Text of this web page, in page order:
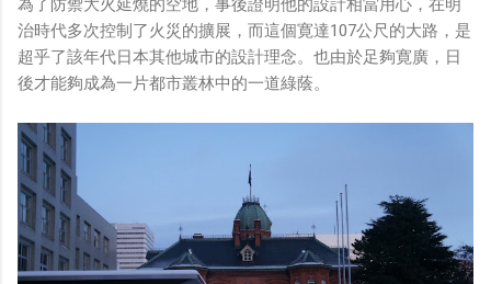
為了防禦大火延燒的空地，事後證明他的設計相當用心，在明
治時代多次控制了火災的擴展，而這個寛達107公尺的大路，是
超乎了該年代日本其他城市的設計理念。也由於足夠寛廣，日
後才能夠成為一片都市叢林中的一道綠蔭。